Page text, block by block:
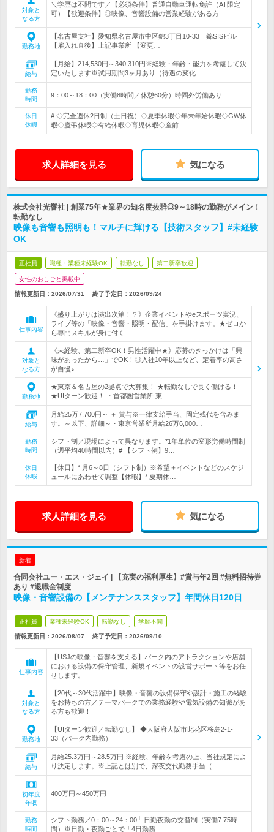
対象と
なる方
＼学歴は不問です／【必須条件】普通自動車運転免許（AT限定
可）【歓迎条件】◎映像、音響設備の営業経験がある方
勤務地
【名古屋支社】愛知県名古屋市中区錦3丁目10-33 錦SISビル
【雇入れ直後】上記事業所 【変更…
給与
【月給】214,530円～340,310円※経験・年齢・能力を考慮して決
定いたします※試用期間3ヶ月あり（待遇の変化…
勤務
時間
9：00～18：00（実働8時間／休憩60分）時間外労働あり
休日
休暇
# ◇完全週休2日制（土日祝）◇夏季休暇◇年末年始休暇◇GW休
暇◇慶弔休暇◇有給休暇◇育児休暇◇産前…
求人詳細を見る 気になる
株式会社光響社 | 創業75年★業界の知名度抜群◎9～18時の勤務がメイン！
転勤なし
映像も音響も照明も！マルチに輝ける【技術スタッフ】#未経験
OK
正社員 職種・業種未経験OK 転勤なし 第二新卒歓迎
女性のおしごと掲載中
情報更新日：2026/07/31 終了予定日： 2026/09/24
仕事内容
《盛り上がりは演出次第！？》企業イベントやeスポーツ実況、
ライブ等の「映像・音響・照明・配信」を手掛けます。★ゼロか
ら専門スキルが身に付く
対象と
なる方
《未経験、第二新卒OK！男性活躍中★》応募のきっかけは「興
味があったから…」でOK！◎入社10年以上など、定着率の高さ
が自慢♪
勤務地
★東京＆名古屋の2拠点で大募集！ ★転勤なしで長く働ける！
★UIターン歓迎！ ・首都圏営業所 東…
給与
月給25万7,700円～ ＋ 賞与※一律支給手当、固定残代を含みま
す。～以下、詳細～・東京営業所月給26万6,000…
勤務
時間
シフト制／現場によって異なります。*1年単位の変形労働時間制
（週平均40時間以内）# 【シフト例】9…
休日
休暇
【休日】* 月6～8日（シフト制）※希望＋イベントなどのスケジ
ュールにあわせて調整【休暇】* 夏期休…
求人詳細を見る 気になる
新着
合同会社ユー・エス・ジェイ | 【充実の福利厚生】#賞与年2回 #無料招待券
あり #退職金制度
映像・音響設備の【メンテナンススタッフ】年間休日120日
正社員 業種未経験OK 転勤なし 学歴不問
情報更新日：2026/08/07 終了予定日： 2026/09/10
仕事内容
【USJの映像・音響を支える】パーク内のアトラクションや店舗
における設備の保守管理、新規イベントの設営サポート等をお任
せします。
対象と
なる方
【20代～30代活躍中】映像・音響の設備保守や設計・施工の経験
をお持ちの方／テーマパークでの業務経験や電気設備の知識があ
る方も歓迎！
勤務地
【UIターン歓迎／転勤なし】 ◆大阪府大阪市此花区桜島2-1-
33（パーク内勤務）
給与
月給25.3万円～28.5万円 ※経験、年齢を考慮の上、当社規定によ
り決定します。※上記とは別で、深夜交代勤務手当（…
初年度
年収
400万円～450万円
勤務
時間
シフト勤務／0：00～24：00└ 日勤夜勤の交替制（実働7.75時
間）※日勤・夜勤ごとで「4日勤務…